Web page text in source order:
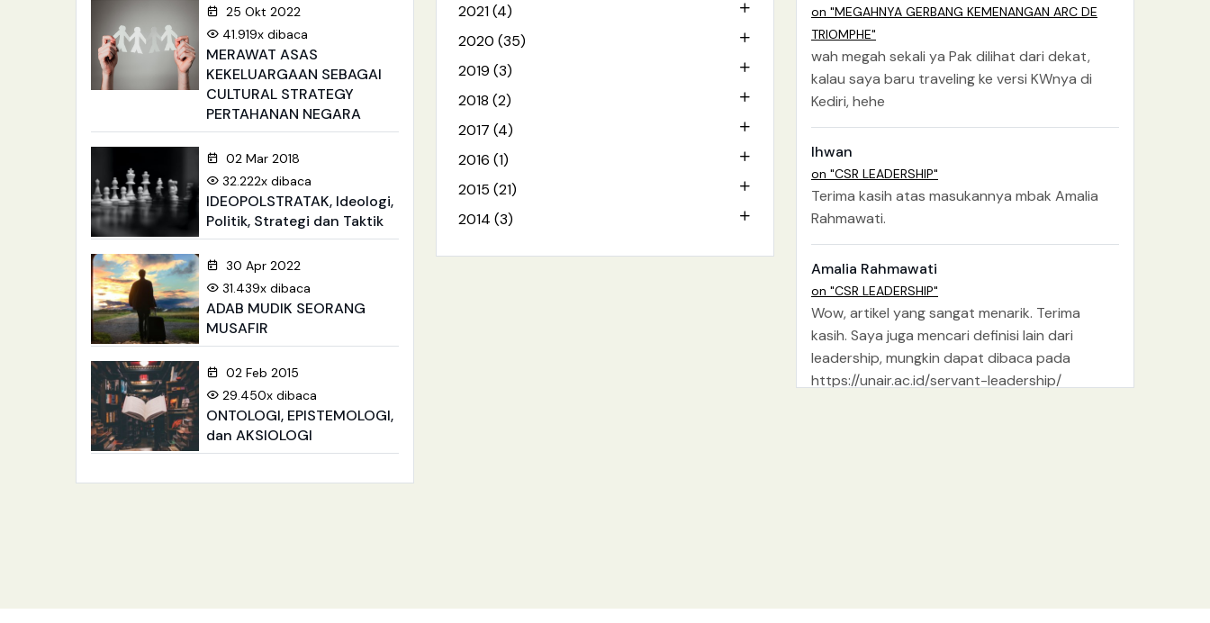
25 Okt 2022
41.919x dibaca
MERAWAT ASAS
KEKELUARGAAN SEBAGAI
CULTURAL STRATEGY
PERTAHANAN NEGARA
02 Mar 2018
32.222x dibaca
IDEOPOLSTRATAK, Ideologi,
Politik, Strategi dan Taktik
30 Apr 2022
31.439x dibaca
ADAB MUDIK SEORANG
MUSAFIR
02 Feb 2015
29.450x dibaca
ONTOLOGI, EPISTEMOLOGI,
dan AKSIOLOGI
2021 (4)
2020 (35)
2019 (3)
2018 (2)
2017 (4)
2016 (1)
2015 (21)
2014 (3)
on "MEGAHNYA GERBANG KEMENANGAN ARC DE
TRIOMPHE"
wah megah sekali ya Pak dilihat dari dekat,
kalau saya baru traveling ke versi KWnya di
Kediri, hehe
Ihwan
on "CSR LEADERSHIP"
Terima kasih atas masukannya mbak Amalia
Rahmawati.
Amalia Rahmawati
on "CSR LEADERSHIP"
Wow, artikel yang sangat menarik. Terima
kasih. Saya juga mencari definisi lain dari
leadership, mungkin dapat dibaca pada
https://unair.ac.id/servant-leadership/